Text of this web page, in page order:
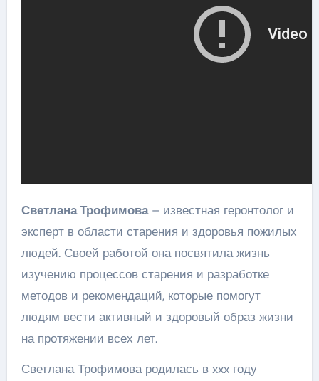
Светлана Трофимова– известная геронтолог и
эксперт в области старения и здоровья пожилых
людей. Своей работой она посвятила жизнь
изучению процессов старения и разработке
методов и рекомендаций, которые помогут
людям вести активный и здоровый образ жизни
на протяжении всех лет.
Светлана Трофимова родилась в xxx году